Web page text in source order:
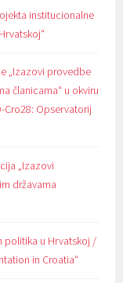
institucionalne
„Izazovi provedbe
članicama“ u okviru
Opservatorij
„Izazovi
državama
politika u Hrvatskoj /
in Croatia“